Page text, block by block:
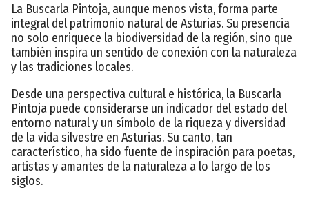
La Buscarla Pintoja, aunque menos vista, forma parte
integral del patrimonio natural de Asturias. Su presencia
no solo enriquece la biodiversidad de la región, sino que
también inspira un sentido de conexión con la naturaleza
y las tradiciones locales.
Desde una perspectiva cultural e histórica, la Buscarla
Pintoja puede considerarse un indicador del estado del
entorno natural y un símbolo de la riqueza y diversidad
de la vida silvestre en Asturias. Su canto, tan
característico, ha sido fuente de inspiración para poetas,
artistas y amantes de la naturaleza a lo largo de los
siglos.